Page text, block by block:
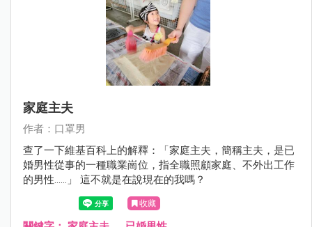
家庭主夫
作者：口罩男
查了一下維基百科上的解釋：「家庭主夫，簡稱主夫，是已
婚男性從事的一種職業崗位，指全職照顧家庭、不外出工作
的男性……」 這不就是在說現在的我嗎？
收藏